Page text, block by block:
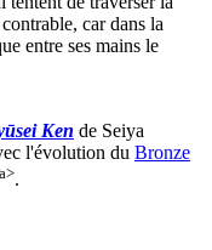
car dans la
entre ses mains le
Ken de Seiya
l'évolution du Bronze
.